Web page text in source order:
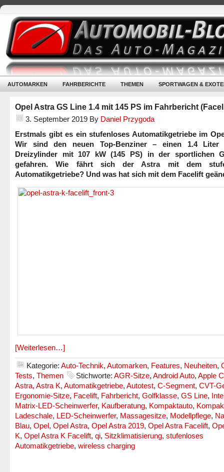
AUTOMARKEN FAHRBERICHTE THEMEN SPORTWAGEN &
Opel Astra GS Line 1.4 mit 145 PS im Fahrbericht
3. September 2019 By Daniel Przygoda
Erstmals gibt es ein stufenloses Automatikgetriebe im
Wir sind den neuen Top-Benziner – einen 1.4 Liter
Dreizylinder mit 107 kW (145 PS) in der sportlichen
gefahren. Wie fährt sich der Astra mit dem
Automatikgetriebe? Und was hat sich mit dem Facelift
[Weiterlesen…]
Kategorie: Auto-Technik, Automarken, Features, Neuheiten,
Tests, Themen Stichworte: AGR-Sitze, Android Auto, Apple
Astra, Astra K, Automatikgetriebe, Autotest, C-Segment, CVT-
Ergonomie-Sitze, Facelift, Fahrbericht, Golfklasse, GS Line,
Matrix-LED-Scheinwerfer, Kaufberatung, Kompaktauto,
Ladeschale, LED-Scheinwerfer, Massagesitze, Modellpflege,
Blau, Opel, Opel Astra, Opel Astra 2019, Opel Astra Facelift,
K, Opel Astra K Facelift, qi, Sitzklimatisierung, stufenloses
Automatikgetriebe, wireless charging